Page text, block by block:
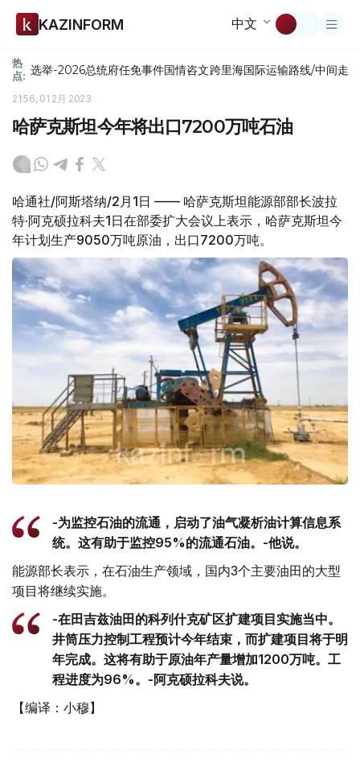
KAZINFORM 中文
热
点: 选举-2026总统府任免事件国情咨文跨里海国际运输路线/中间走廊
21:56, 01 2月 2023
哈萨克斯坦今年将出口7200万吨石油
哈通社/阿斯塔纳/2月1日 —— 哈萨克斯坦能源部部长波拉
特·阿克硕拉科夫1日在部委扩大会议上表示，哈萨克斯坦今
年计划生产9050万吨原油，出口7200万吨。
-为监控石油的流通，启动了油气凝析油计算信息系
统。这有助于监控95%的流通石油。-他说。
能源部长表示，在石油生产领域，国内3个主要油田的大型
项目将继续实施。
-在田吉兹油田的科列什克矿区扩建项目实施当中。
井筒压力控制工程预计今年结束，而扩建项目将于明
年完成。这将有助于原油年产量增加1200万吨。工
程进度为96%。-阿克硕拉科夫说。
【编译：小穆】